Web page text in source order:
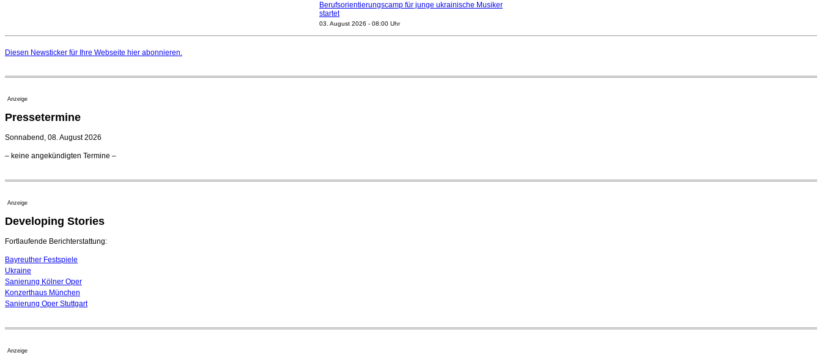
Berufsorientierungscamp für junge ukrainische Musiker
startet
03. August 2026 - 08:00 Uhr
Regensburger Generalmusikdirektor Stefan Veselka
Diesen Newsticker für Ihre Webseite hier abonnieren.
Anzeige
Pressetermine
Sonnabend, 08. August 2026
– keine angekündigten Termine –
Anzeige
Developing Stories
Fortlaufende Berichterstattung:
Bayreuther Festspiele
Ukraine
Sanierung Kölner Oper
Konzerthaus München
Sanierung Oper Stuttgart
Anzeige